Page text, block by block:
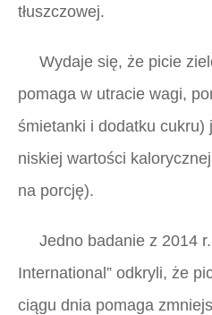
tłuszczowej.
Wydaje się, że picie
pomaga w utracie wagi,
śmietanki i dodatku cukru)
niskiej wartości
na porcję).
Jedno badanie z 2014
International” odkryli, że
ciągu dnia pomaga